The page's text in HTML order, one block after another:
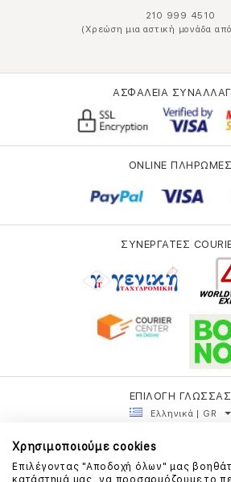
210 999 4510
(Χρεώση μια αστική μονάδα
ΑΣΦΑΛΕΙΑ
ONLINE ΠΛΗΡΩΜΕΣ
ΣΥΝΕΡΓΑΤΕΣ
ΕΠΙΛΟΓΗ ΓΛΩΣΣΑΣ
Ελληνικά | GR
Χρησιμοποιούμε cookies
Επιλέγοντας "Αποδοχή όλων" μας
κατάστημά μας, να προσαρμόζουμε το